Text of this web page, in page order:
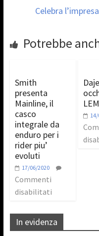
Celebra
Potrebbe
Smith
presenta
Mainline, il
casco
integrale da
enduro per i
rider piu’
evoluti
17/06/2020
Commenti
disabilitati
LEM
In evidenza